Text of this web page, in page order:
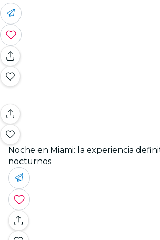
Noche en Miami: la experiencia
nocturnos